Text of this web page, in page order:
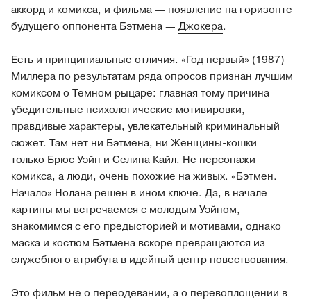
аккорд и комикса, и фильма — появление на горизонте
будущего оппонента Бэтмена — Джокера.
Есть и принципиальные отличия. «Год первый» (1987)
Миллера по результатам ряда опросов признан лучшим
комиксом о Темном рыцаре: главная тому причина —
убедительные психологические мотивировки,
правдивые характеры, увлекательный криминальный
сюжет. Там нет ни Бэтмена, ни Женщины-кошки —
только Брюс Уэйн и Селина Кайл. Не персонажи
комикса, а люди, очень похожие на живых. «Бэтмен.
Начало» Нолана решен в ином ключе. Да, в начале
картины мы встречаемся с молодым Уэйном,
знакомимся с его предысторией и мотивами, однако
маска и костюм Бэтмена вскоре превращаются из
служебного атрибута в идейный центр повествования.
Это фильм не о переодевании, а о перевоплощении в